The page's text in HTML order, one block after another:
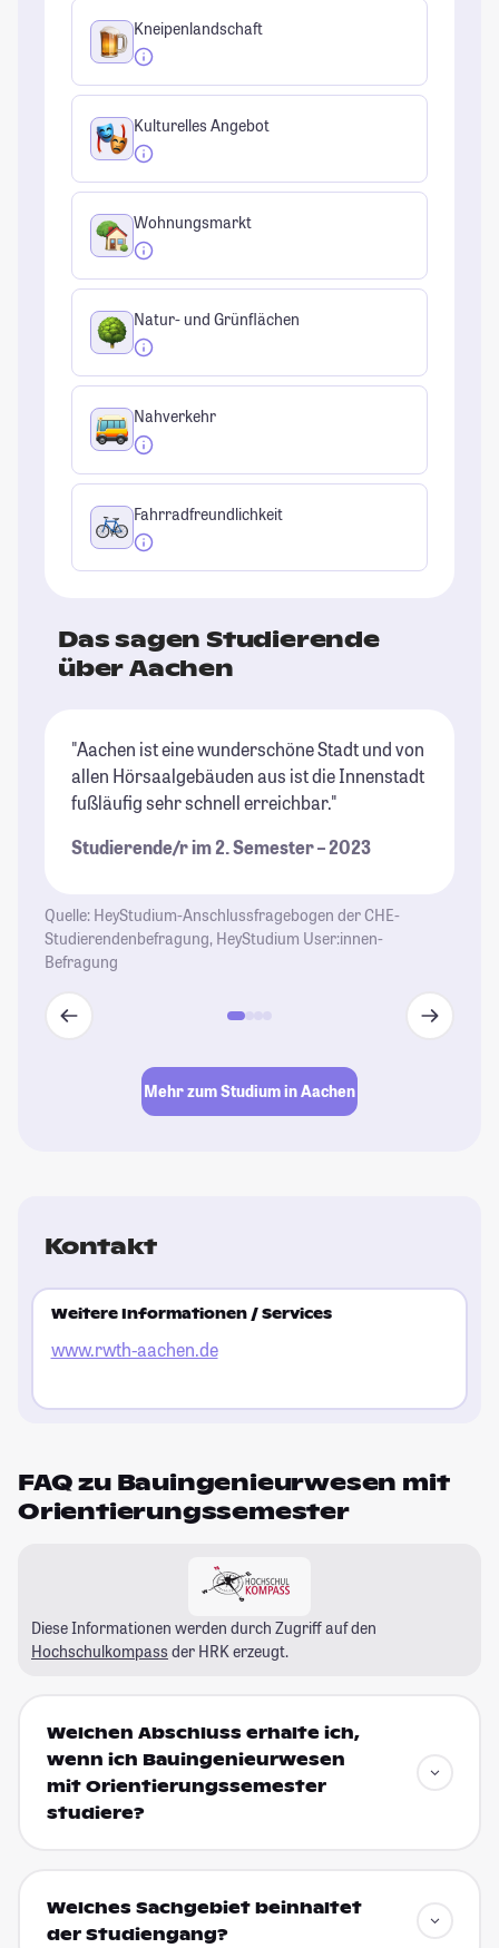
Kneipenlandschaft
Kulturelles Angebot
Wohnungsmarkt
Natur- und Grünflächen
Nahverkehr
Fahrradfreundlichkeit
Das sagen Studierende
über Aachen
"Aachen ist eine wunderschöne Stadt und von
allen Hörsaalgebäuden aus ist die Innenstadt
fußläufig sehr schnell erreichbar."
Studierende/r im 2. Semester – 2023
Quelle: HeyStudium-Anschlussfragebogen der CHE-
Studierendenbefragung, HeyStudium User:innen-
Befragung
Mehr zum Studium in Aachen
Kontakt
Weitere Informationen / Services
www.rwth-aachen.de
FAQ zu Bauingenieurwesen mit
Orientierungssemester
Diese Informationen werden durch Zugriff auf den
Hochschulkompass der HRK erzeugt.
Welchen Abschluss erhalte ich,
wenn ich Bauingenieurwesen
mit Orientierungssemester
studiere?
Welches Sachgebiet beinhaltet
der Studiengang?